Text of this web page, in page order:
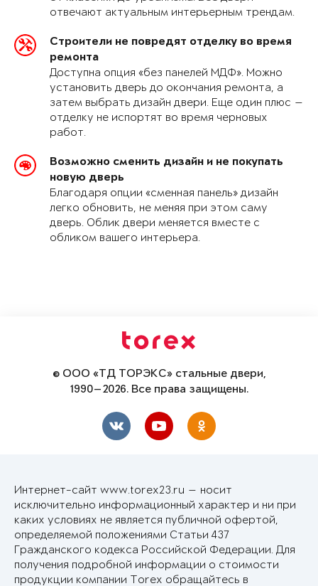
отвечают актуальным интерьерным трендам.
Строители не повредят отделку во время
ремонта
Доступна опция «без панелей МДФ». Можно
установить дверь до окончания ремонта, а
затем выбрать дизайн двери. Еще один плюс —
отделку не испортят во время черновых
работ.
Возможно сменить дизайн и не покупать
новую дверь
Благодаря опции «сменная панель» дизайн
легко обновить, не меняя при этом саму
дверь. Облик двери меняется вместе с
обликом вашего интерьера.
© ООО «ТД ТОРЭКС» стальные двери,
1990—2026. Все права защищены.
Интернет-сайт www.torex23.ru — носит
исключительно информационный характер и ни при
каких условиях не является публичной офертой,
определяемой положениями Статьи 437
Гражданского кодекса Российской Федерации. Для
получения подробной информации о стоимости
продукции компании Torex обращайтесь в